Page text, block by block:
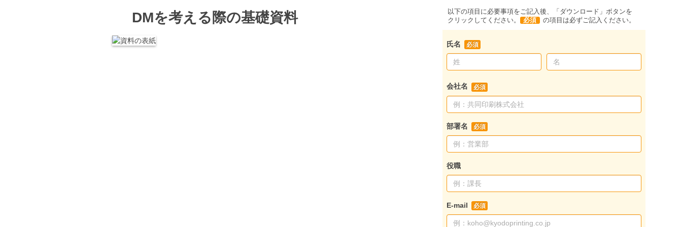
以下の項目に必要事項をご記入後、「ダウンロード」ボタンを
クリックしてください。
必須 の項目は必ずご記入ください。
DMを考える際の基礎資料
氏名
会社名
部署名
役職
E-mail